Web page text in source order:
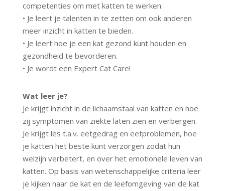
competenties om met katten te werken.
• Je leert je talenten in te zetten om ook anderen
meer inzicht in katten te bieden.
• Je leert hoe je een kat gezond kunt houden en
gezondheid te bevorderen.
• Je wordt een Expert Cat Care!
Wat leer je?
Je krijgt inzicht in de lichaamstaal van katten en hoe
zij symptomen van ziekte laten zien en verbergen.
Je krijgt les t.a.v. eetgedrag en eetproblemen, hoe
je katten het beste kunt verzorgen zodat hun
welzijn verbetert, en over het emotionele leven van
katten. Op basis van wetenschappelijke criteria leer
je kijken naar de kat en de leefomgeving van de kat